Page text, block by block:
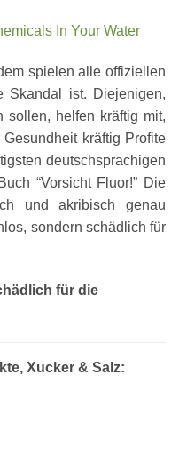
In Your Water
spielen alle offiziellen
Skandal ist. Diejenigen,
sollen, helfen kräftig mit,
kräftig Profite
deutschsprachigen
“Vorsicht Fluor!” Die
und akribisch genau
sondern schädlich für
für die
Xucker & Salz: